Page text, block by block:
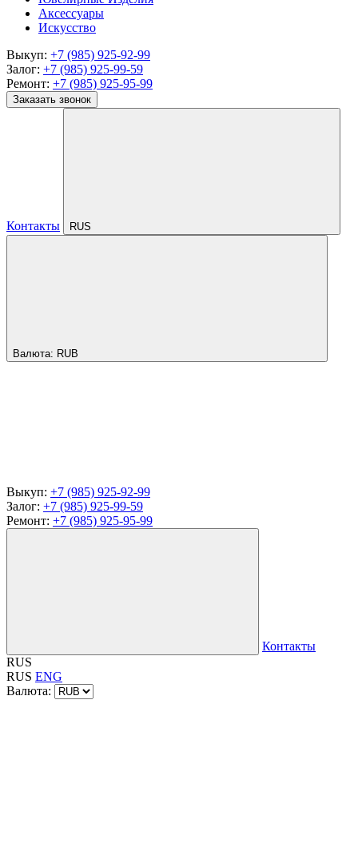
Аксессуары
Искусство
Выкуп: +7 (985) 925-92-99
Залог: +7 (985) 925-99-59
Ремонт: +7 (985) 925-95-99
Заказать звонок
Контакты RUS
Валюта: RUB
Выкуп: +7 (985) 925-92-99
Залог: +7 (985) 925-99-59
Ремонт: +7 (985) 925-95-99
Контакты
RUS
RUS ENG
Валюта: